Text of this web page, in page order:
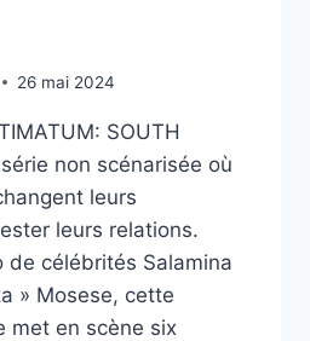
26 mai 2024
SOUTH
non scénarisée où
leurs
leurs relations.
de célébrités Salamina
» Mosese, cette
met en scène six